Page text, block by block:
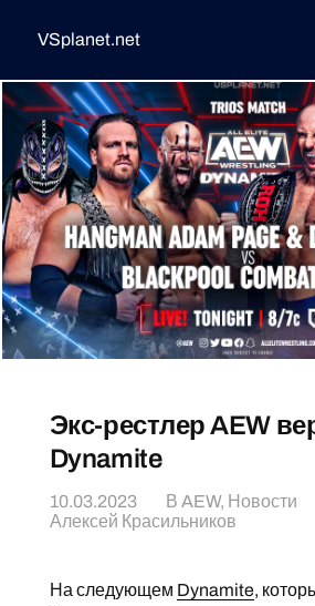
VSplanet.net
Экс-рестлер AEW
Dynamite
10.03.2023 В AEW, Новости
Алексей Красильников
На следующем Dynamite,